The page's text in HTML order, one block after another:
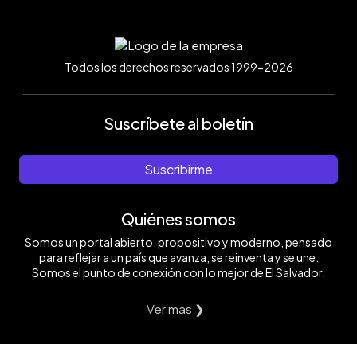
Todos los derechos reservados 1999-2026
Suscríbete al boletín
Suscribirme
Quiénes somos
Somos un portal abierto, propositivo y moderno, pensado
para reflejar a un país que avanza, se reinventa y se une.
Somos el punto de conexión con lo mejor de El Salvador.
Ver mas ❯